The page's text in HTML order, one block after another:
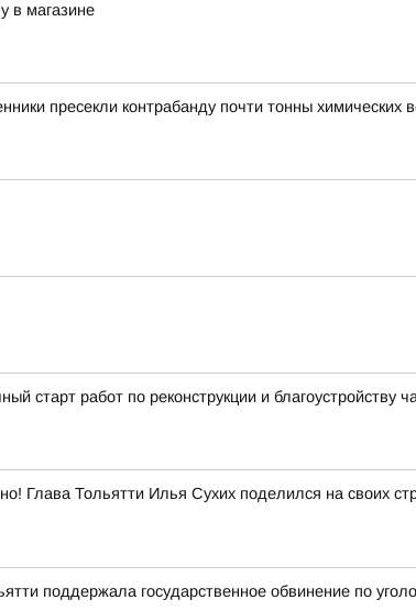
в магазине
пресекли контрабанду почти тонны химических
старт работ по реконструкции и благоустройству
Глава Тольятти Илья Сухих поделился на своих
поддержала государственное обвинение по